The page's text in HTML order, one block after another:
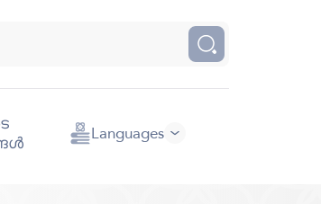
Languages